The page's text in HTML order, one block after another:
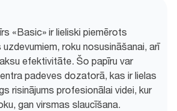
«Basic» ir lieliski piemērots
roku nosusināšanai, arī
efektivitāte. Šo papīru var
padeves dozatorā, kas ir lielas
risinājums profesionālai videi, kur
gan virsmas slaucīšana.